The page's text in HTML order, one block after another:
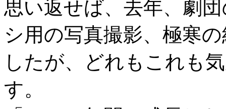
思い返せば、去年、劇
シ用の写真撮影、極寒
したが、どれもこれも
す。